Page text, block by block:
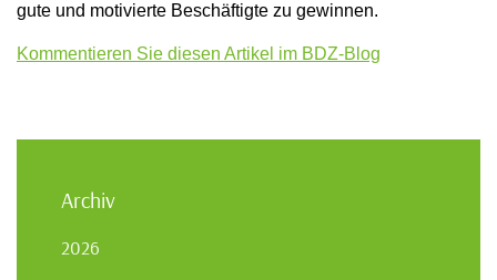
gute und motivierte Beschäftigte zu gewinnen.
Kommentieren Sie diesen Artikel im BDZ-Blog
Archiv
2026